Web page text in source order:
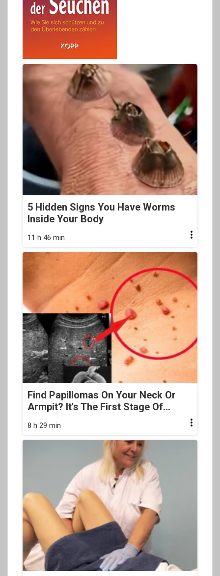
5 Hidden Signs You Have Worms
Inside Your Body
11 h 46 min
Find Papillomas On Your Neck Or
Armpit? It's The First Stage Of...
8 h 29 min